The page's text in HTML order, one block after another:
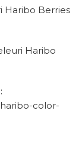
Haribo Berries
Haribo
color-